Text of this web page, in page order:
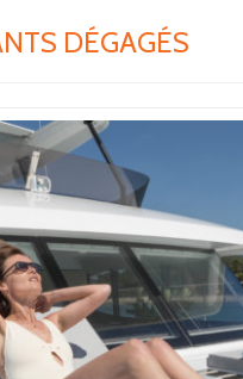
DÉGAGÉS